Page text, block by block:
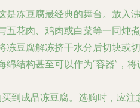
是冻豆腐最经典的舞台。放入
五花肉、鸡肉或白菜等一同炖
冻豆腐解冻挤干水分后切块或
绵结构甚至可以作为“容器”，
到成品冻豆腐。选购时，应